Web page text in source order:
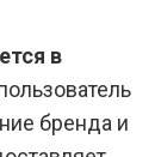
в
бренда и